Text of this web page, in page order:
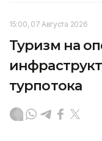
15:00, 07 Августа 2026
Туризм на
турпотока